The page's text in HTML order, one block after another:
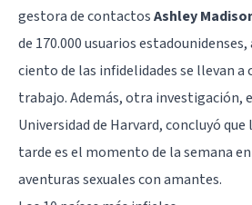
gestora de contactosAshley
de 170.000 usuarios
ciento de las infidelidades se llevan a
trabajo. Además, otra investigación,
Universidad de Harvard, concluyó
tarde es el momento de la semana
aventuras sexuales con amantes.